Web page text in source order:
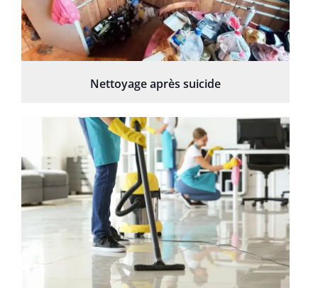
Nettoyage après suicide